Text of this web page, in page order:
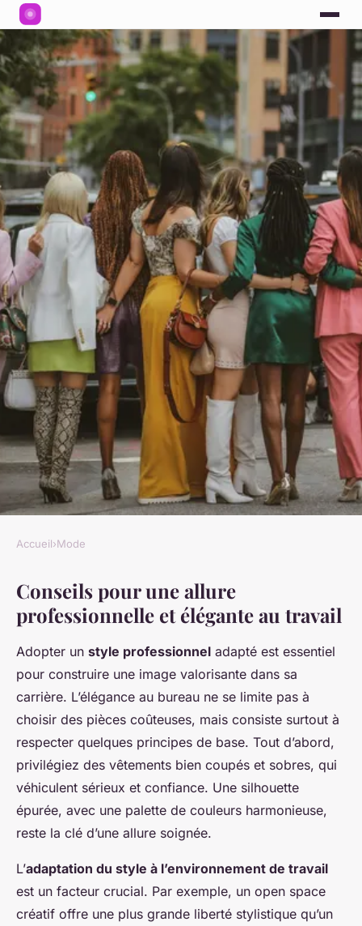
Carrière et Style : Allier
Élégance et Professionnalisme
au Travail
Mohamed • 24 avril 2025 • 5 min de lecture
Accueil›Mode
Conseils pour une allure
professionnelle et élégante au travail
Adopter un style professionnel adapté est essentiel
pour construire une image valorisante dans sa
carrière. L’élégance au bureau ne se limite pas à
choisir des pièces coûteuses, mais consiste surtout à
respecter quelques principes de base. Tout d’abord,
privilégiez des vêtements bien coupés et sobres, qui
véhiculent sérieux et confiance. Une silhouette
épurée, avec une palette de couleurs harmonieuse,
reste la clé d’une allure soignée.
L’adaptation du style à l’environnement de travail
est un facteur crucial. Par exemple, un open space
créatif offre une plus grande liberté stylistique qu’un